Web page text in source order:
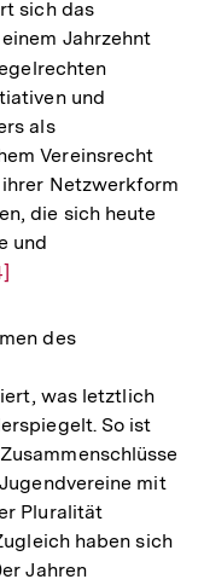
sich das
Jahrzehnt
und
als
Vereinsrecht
Netzwerkform
die sich heute
und
des
was letztlich
So ist
mit
Pluralität
haben sich
Jahren